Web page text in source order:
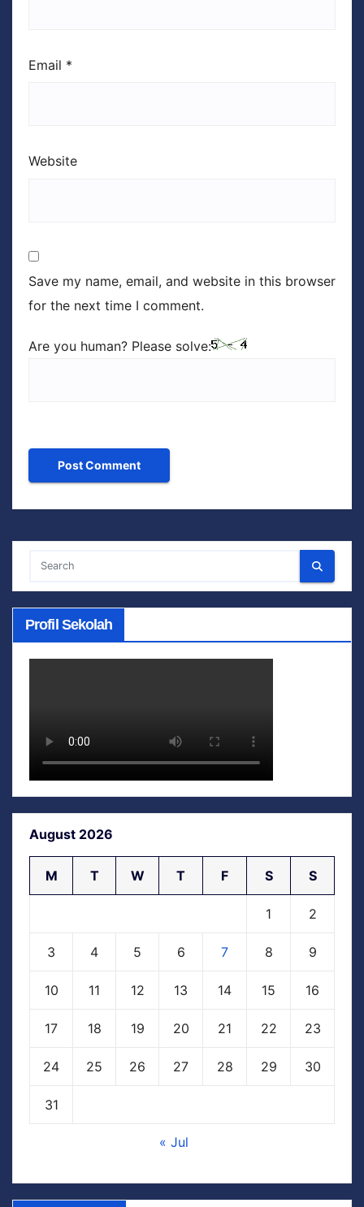
Email *
Website
Save my name, email, and website in this browser
for the next time I comment.
Are you human? Please solve:
Profil Sekolah
August 2026
M T W T F S S
1 2
3 4 5 6 7 8 9
10 11 12 13 14 15 16
17 18 19 20 21 22 23
24 25 26 27 28 29 30
31
« Jul